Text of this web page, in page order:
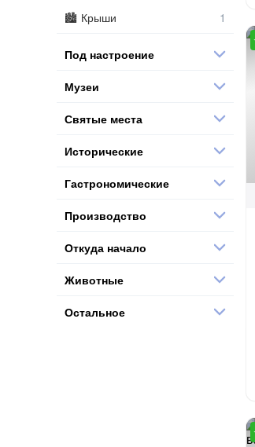
Крыши
Под настроение
Музеи
Святые места
Исторические
Гастрономические
Производство
Откуда начало
Животные
Остальное